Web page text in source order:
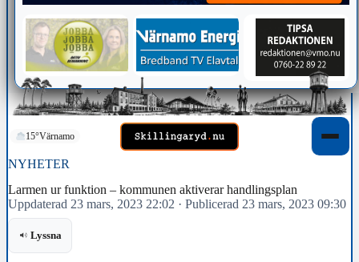
15°Värnamo
NYHETER
Larmen ur funktion – kommunen aktiverar handlingsplan
Uppdaterad 23 mars, 2023 22:02 · Publicerad 23 mars, 2023 09:30
Lyssna